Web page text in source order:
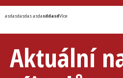
asdasdasdas asdasddasdVíce
Aktuální